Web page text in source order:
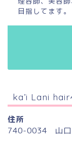
目指してます。
ka’i Lani
住所
740-0034 山口